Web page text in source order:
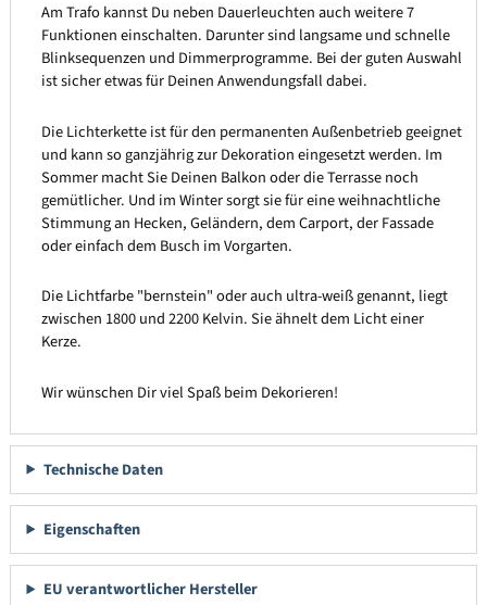
Am Trafo kannst Du neben Dauerleuchten auch weitere 7
Funktionen einschalten. Darunter sind langsame und schnelle
Blinksequenzen und Dimmerprogramme. Bei der guten Auswahl
ist sicher etwas für Deinen Anwendungsfall dabei.
Die Lichterkette ist für den permanenten Außenbetrieb geeignet
und kann so ganzjährig zur Dekoration eingesetzt werden. Im
Sommer macht Sie Deinen Balkon oder die Terrasse noch
gemütlicher. Und im Winter sorgt sie für eine weihnachtliche
Stimmung an Hecken, Geländern, dem Carport, der Fassade
oder einfach dem Busch im Vorgarten.
Die Lichtfarbe "bernstein" oder auch ultra-weiß genannt, liegt
zwischen 1800 und 2200 Kelvin. Sie ähnelt dem Licht einer
Kerze.
Wir wünschen Dir viel Spaß beim Dekorieren!
Technische Daten
Eigenschaften
EU verantwortlicher Hersteller